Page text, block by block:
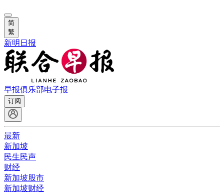
简
繁
新明日报
早报俱乐部电子报
订阅
最新
新加坡
民生民声
财经
新加坡股市
新加坡财经